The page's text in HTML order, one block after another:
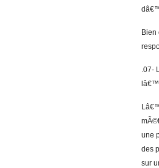
.07-
une
des
sur